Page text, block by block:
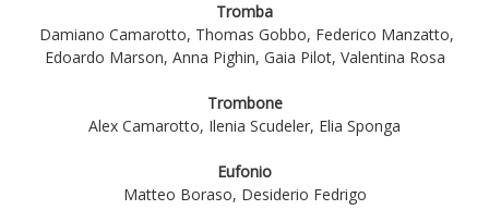
Tromba
Damiano Camarotto, Thomas Gobbo, Federico Manzatto,
Edoardo Marson, Anna Pighin, Gaia Pilot, Valentina Rosa
Trombone
Alex Camarotto, Ilenia Scudeler, Elia Sponga
Eufonio
Matteo Boraso, Desiderio Fedrigo